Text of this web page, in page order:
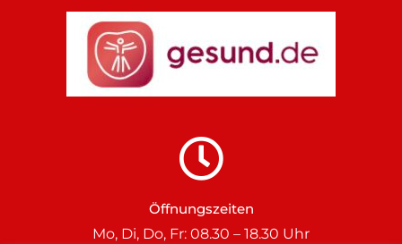
Öffnungszeiten
Mo, Di, Do, Fr: 08.30 – 18.30 Uhr